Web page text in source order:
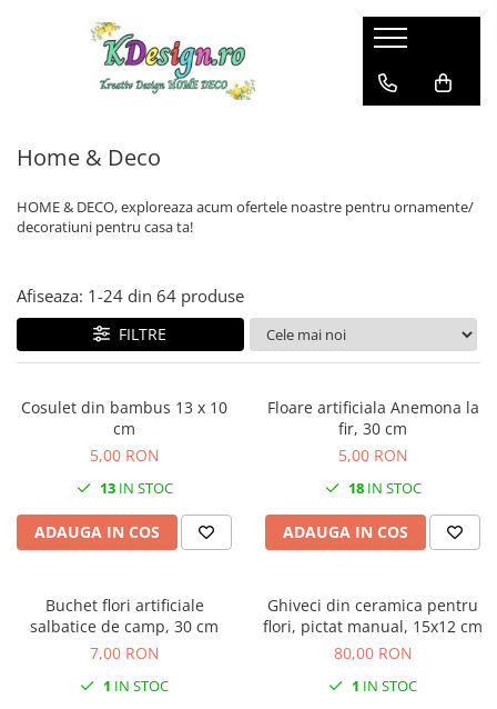
Home & Deco
Plante artificiale
Garden Deco
De Sezon
Primavara si Paste
Home & Deco
HOME & DECO, exploreaza acum ofertele noastre pentru ornamente/
decoratiuni pentru casa ta!
Afiseaza: 1-24 din 64 produse
FILTRE
Cosulet din bambus 13 x 10
cm
5,00 RON
13IN STOC
ADAUGA IN COS
Floare artificiala Anemona la
fir, 30 cm
5,00 RON
18IN STOC
ADAUGA IN COS
Buchet flori artificiale
salbatice de camp, 30 cm
7,00 RON
1 IN STOC
Ghiveci din ceramica pentru
flori, pictat manual, 15x12 cm
80,00 RON
1 IN STOC